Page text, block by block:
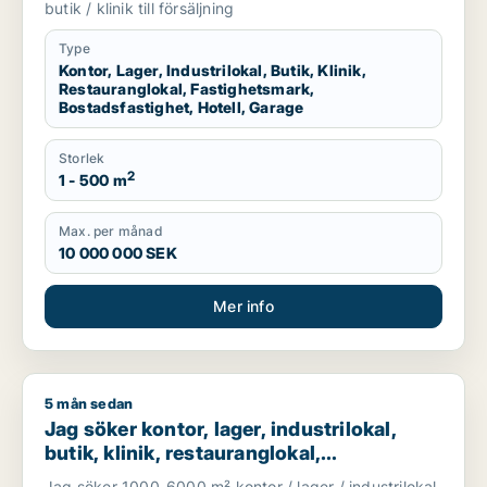
Falkenberg eller Varberg m.fl.
butik / klinik till försäljning
Type
Kontor, Lager, Industrilokal, Butik, Klinik,
Restauranglokal, Fastighetsmark,
Bostadsfastighet, Hotell, Garage
Storlek
1 - 500 m2
Max. per månad
10 000 000 SEK
Mer info
Jag söker kontor, lager, industrilokal, butik, klinik,
5 mån sedan
Jag söker kontor, lager, industrilokal,
butik, klinik, restauranglokal,
fastighetsmark, bostadsfastighet, hotell